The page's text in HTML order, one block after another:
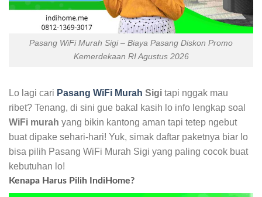
Pasang WiFi Murah Sigi – Biaya Pasang Diskon Promo
Kemerdekaan RI Agustus 2026
Lo lagi cari Pasang WiFi Murah Sigi tapi nggak mau
ribet? Tenang, di sini gue bakal kasih lo info lengkap soal
WiFi murah yang bikin kantong aman tapi tetep ngebut
buat dipake sehari-hari! Yuk, simak daftar paketnya biar lo
bisa pilih Pasang WiFi Murah Sigi yang paling cocok buat
kebutuhan lo!
Kenapa Harus Pilih IndiHome?